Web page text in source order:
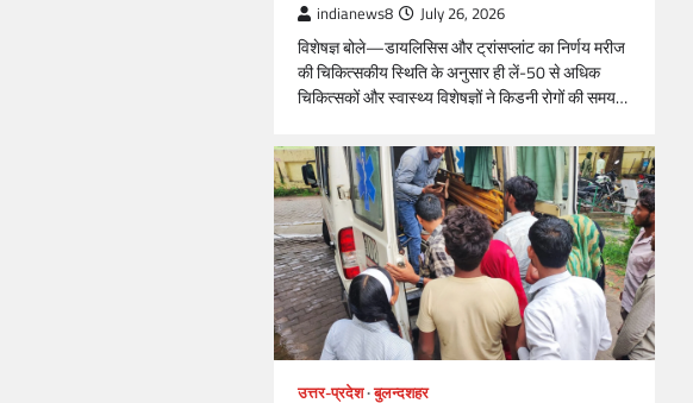
indianews8 July 26, 2026
विशेषज्ञ बोले—डायलिसिस और ट्रांसप्लांट का निर्णय मरीज
की चिकित्सकीय स्थिति के अनुसार ही लें-50 से अधिक
चिकित्सकों और स्वास्थ्य विशेषज्ञों ने किडनी रोगों की समय…
उत्तर-प्रदेश बुलन्दशहर